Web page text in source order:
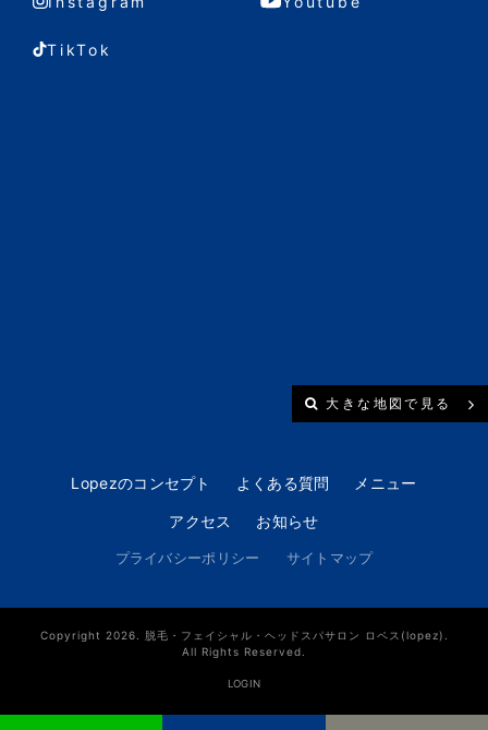
TikTok
大きな地図で見る
Lopezのコンセプト よくある質問 メニュー
アクセス お知らせ
プライバシーポリシー サイトマップ
Copyright 2026. 脱毛・フェイシャル・ヘッドスパサロン ロペス(lopez).
All Rights Reserved.
LOGIN